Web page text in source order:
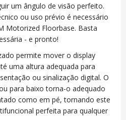
um ângulo de visão perfeito.
ou uso prévio é necessário
Motorized Floorbase. Basta
- e pronto!
permite mover o display
uma altura adequada para
ou sinalização digital. O
para baixo torna-o adequado
como em pé, tornando este
perfeita para qualquer